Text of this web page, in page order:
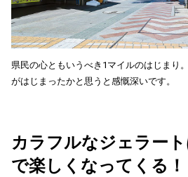
県民の心ともいうべき1マイルのはじまり
がはじまったかと思うと感慨深いです。
カラフルなジェラー
で楽しくなってくる